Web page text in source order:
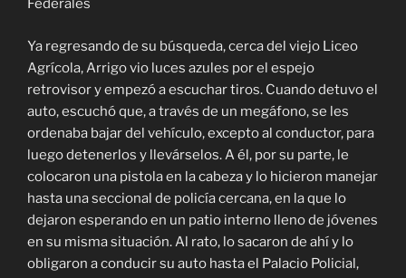
Federales
Ya regresando de su búsqueda, cerca del viejo Liceo
Agrícola, Arrigo vio luces azules por el espejo
retrovisor y empezó a escuchar tiros. Cuando detuvo el
auto, escuchó que, a través de un megáfono, se les
ordenaba bajar del vehículo, excepto al conductor, para
luego detenerlos y llevárselos. A él, por su parte, le
colocaron una pistola en la cabeza y lo hicieron manejar
hasta una seccional de policía cercana, en la que lo
dejaron esperando en un patio interno lleno de jóvenes
en su misma situación. Al rato, lo sacaron de ahí y lo
obligaron a conducir su auto hasta el Palacio Policial,